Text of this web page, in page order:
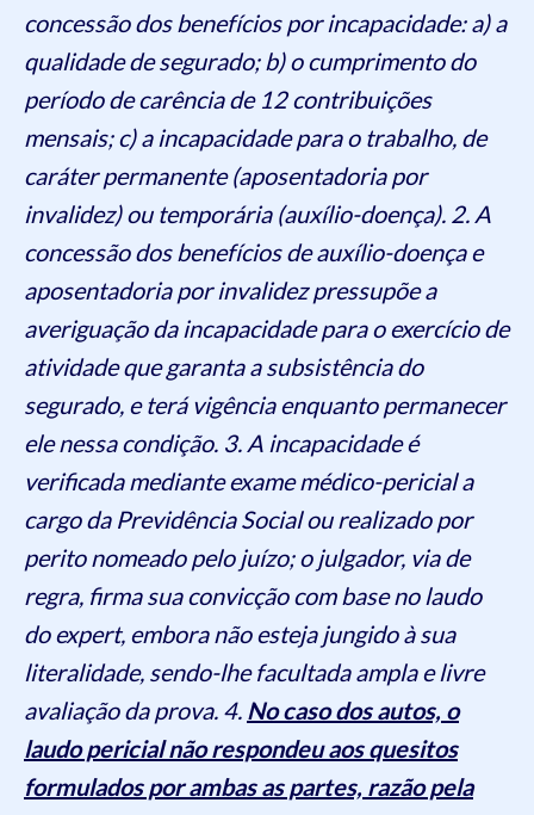
concessão dos benefícios por incapacidade: a) a
qualidade de segurado; b) o cumprimento do
período de carência de 12 contribuições
mensais; c) a incapacidade para o trabalho, de
caráter permanente (aposentadoria por
invalidez) ou temporária (auxílio-doença). 2. A
concessão dos benefícios de auxílio-doença e
aposentadoria por invalidez pressupõe a
averiguação da incapacidade para o exercício de
atividade que garanta a subsistência do
segurado, e terá vigência enquanto permanecer
ele nessa condição. 3. A incapacidade é
verificada mediante exame médico-pericial a
cargo da Previdência Social ou realizado por
perito nomeado pelo juízo; o julgador, via de
regra, firma sua convicção com base no laudo
do expert, embora não esteja jungido à sua
literalidade, sendo-lhe facultada ampla e livre
avaliação da prova. 4. No caso dos autos, o
laudo pericial não respondeu aos quesitos
formulados por ambas as partes, razão pela